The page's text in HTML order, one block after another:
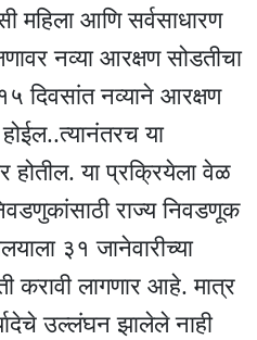
महिला आणि सर्वसाधारण
नव्या आरक्षण सोडतीचा
दिवसांत नव्याने आरक्षण
या
होतील. या प्रक्रियेला वेळ
राज्य निवडणूक
३१ जानेवारीच्या
करावी लागणार आहे. मात्र
उल्लंघन झालेले नाही